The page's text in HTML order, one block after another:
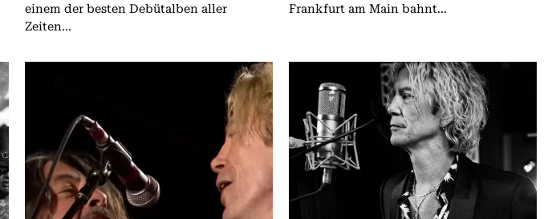
einem der besten Debütalben aller
Zeiten...
Frankfurt am Main bahnt...